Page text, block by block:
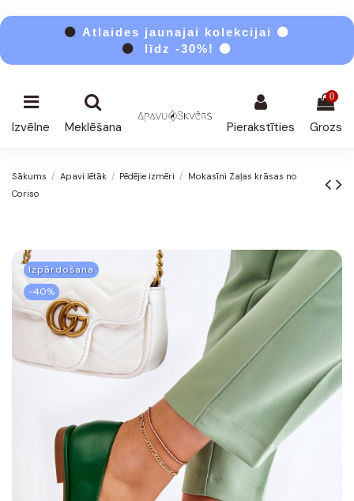
⚫ Atlaides jaunajai kolekcijai ⚫
⚫
līdz -30%! ⚫
Izvēlne Meklēšana Pierakstīties
0
Grozs
Sākums Apavi lētāk Pēdējie izmēri
Mokasīni Zaļas krāsas no
Coriso
Izpārdošana
-40%